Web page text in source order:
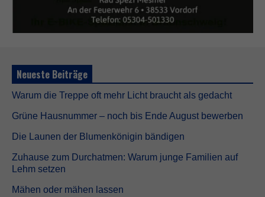
Neueste Beiträge
Warum die Treppe oft mehr Licht braucht als gedacht
Grüne Hausnummer – noch bis Ende August bewerben
Die Launen der Blumenkönigin bändigen
Zuhause zum Durchatmen: Warum junge Familien auf
Lehm setzen
Mähen oder mähen lassen